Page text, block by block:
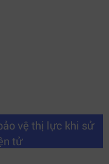
vệ thị lực khi sử
tử